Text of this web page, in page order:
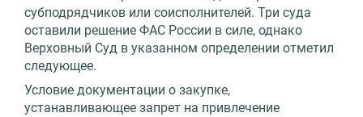
субподрядчиков или соисполнителей. Три суда
оставили решение ФАС России в силе, однако
Верховный Суд в указанном определении отметил
следующее.
Условие документации о закупке,
устанавливающее запрет на привлечение